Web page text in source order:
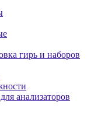
гирь и наборов
анализаторов